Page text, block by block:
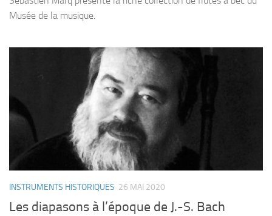
Musée de la musique.
INSTRUMENTS HISTORIQUES 26 MAI 2020
Les diapasons à l’époque de J.-S. Bach